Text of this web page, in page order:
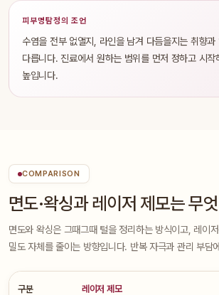
피부명탐정의 조언
수염을 전부 없앨지, 라인을 남겨 다듬을지는 취향과
다릅니다. 진료에서 원하는 범위를 먼저 정하고 시작
높입니다.
COMPARISON
면도·왁싱과 레이저 제모는 무
면도와 왁싱은 그때그때 털을 정리하는 방식이고, 레이
밀도 자체를 줄이는 방향입니다. 반복 자극과 관리 부담
구분 레이저 제모